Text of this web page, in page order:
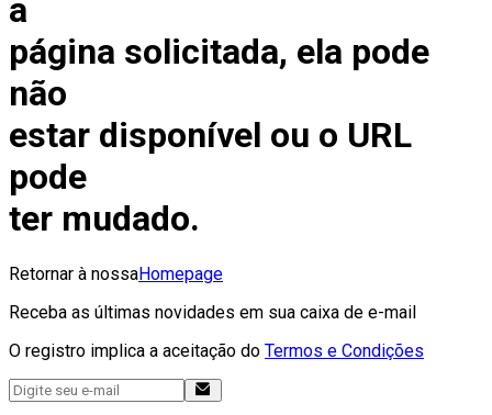
a
página solicitada, ela pode
não
estar disponível ou o URL
pode
ter mudado.
Retornar à nossaHomepage
Receba as últimas novidades em sua caixa de e-mail
O registro implica a aceitação do Termos e Condições